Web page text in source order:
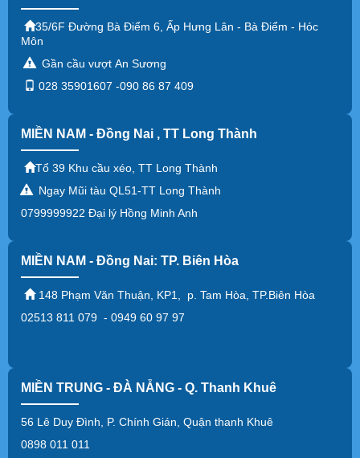
35/6F Đường Bà Điểm 6, Ấp Hưng Lân - Bà Điểm - Hóc
Môn
Gần cầu vượt An Sương
028 35901607 -090 86 87 409
MIỀN NAM - Đồng Nai , TT Long Thành
Tổ 39 Khu cầu xéo, TT Long Thành
Ngay Mũi tàu QL51-TT Long Thành
0799999922 Đại lý Hồng Minh Anh
MIỀN NAM - Đồng Nai: TP. Biên Hòa
148 Phạm Văn Thuận, KP1, p. Tam Hòa, TP.Biên Hòa
02513 811 079 - 0949 60 97 97
MIỀN TRUNG - ĐÀ NẴNG - Q. Thanh Khuê
56 Lê Duy Đình, P. Chính Gián, Quận thanh Khuê
0898 011 011